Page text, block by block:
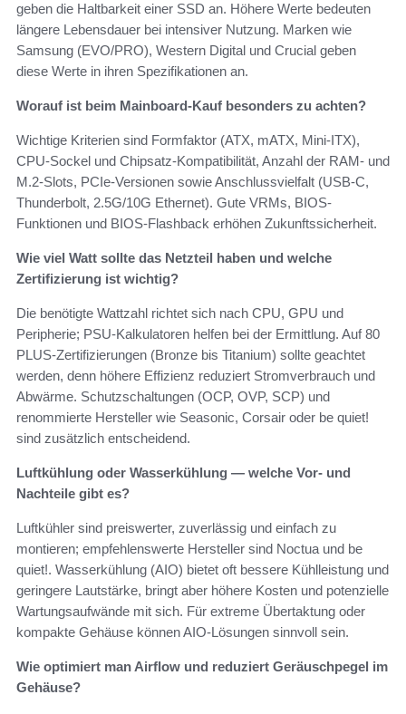
geben die Haltbarkeit einer SSD an. Höhere Werte bedeuten
längere Lebensdauer bei intensiver Nutzung. Marken wie
Samsung (EVO/PRO), Western Digital und Crucial geben
diese Werte in ihren Spezifikationen an.
Worauf ist beim Mainboard-Kauf besonders zu achten?
Wichtige Kriterien sind Formfaktor (ATX, mATX, Mini-ITX),
CPU-Sockel und Chipsatz-Kompatibilität, Anzahl der RAM- und
M.2-Slots, PCIe-Versionen sowie Anschlussvielfalt (USB-C,
Thunderbolt, 2.5G/10G Ethernet). Gute VRMs, BIOS-
Funktionen und BIOS-Flashback erhöhen Zukunftssicherheit.
Wie viel Watt sollte das Netzteil haben und welche
Zertifizierung ist wichtig?
Die benötigte Wattzahl richtet sich nach CPU, GPU und
Peripherie; PSU-Kalkulatoren helfen bei der Ermittlung. Auf 80
PLUS-Zertifizierungen (Bronze bis Titanium) sollte geachtet
werden, denn höhere Effizienz reduziert Stromverbrauch und
Abwärme. Schutzschaltungen (OCP, OVP, SCP) und
renommierte Hersteller wie Seasonic, Corsair oder be quiet!
sind zusätzlich entscheidend.
Luftkühlung oder Wasserkühlung — welche Vor- und
Nachteile gibt es?
Luftkühler sind preiswerter, zuverlässig und einfach zu
montieren; empfehlenswerte Hersteller sind Noctua und be
quiet!. Wasserkühlung (AIO) bietet oft bessere Kühlleistung und
geringere Lautstärke, bringt aber höhere Kosten und potenzielle
Wartungsaufwände mit sich. Für extreme Übertaktung oder
kompakte Gehäuse können AIO-Lösungen sinnvoll sein.
Wie optimiert man Airflow und reduziert Geräuschpegel im
Gehäuse?